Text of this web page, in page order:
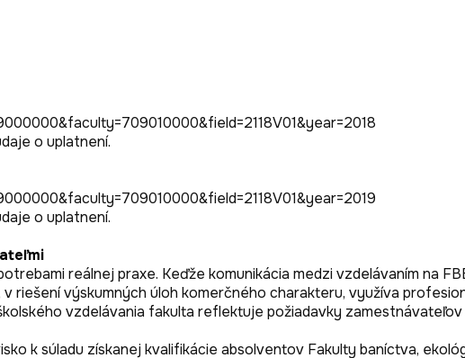
o uplatnení.
reálnej praxe. Keďže komunikácia medzi vzdelávaním na
riešení výskumných úloh komerčného charakteru, využíva
vzdelávania fakulta reflektuje požiadavky
k súladu získanej kvalifikácie absolventov Fakulty baníctva,